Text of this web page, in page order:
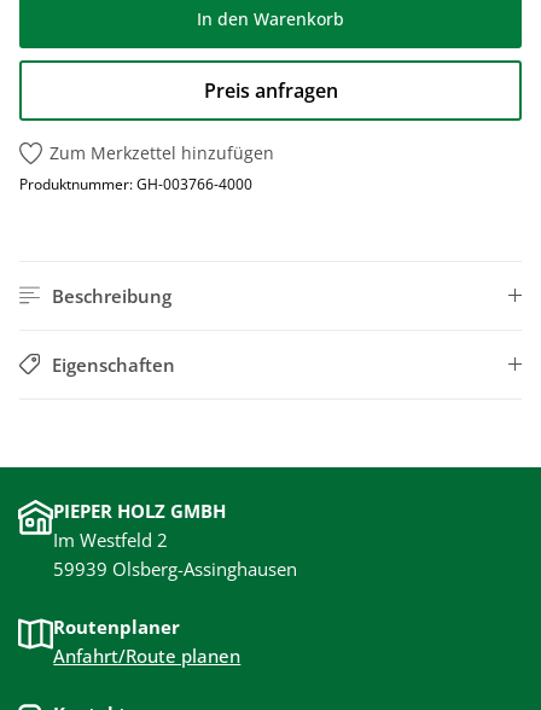
In den Warenkorb
Preis anfragen
Zum Merkzettel hinzufügen
Produktnummer:GH-003766-4000
Beschreibung
Eigenschaften
PIEPER HOLZ GMBH
Im Westfeld 2
59939 Olsberg-Assinghausen
Routenplaner
Anfahrt/Route planen